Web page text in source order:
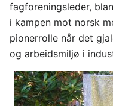
fagforeningsleder,
i kampen mot norsk
pionerrolle når det
og arbeidsmiljø i